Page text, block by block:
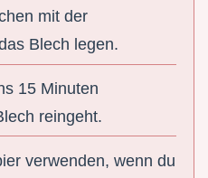
mit der
Blech legen.
15 Minuten
reingeht.
verwenden, wenn du